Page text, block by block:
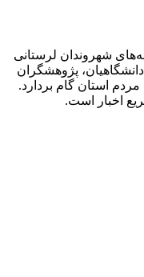
شهروندان لرستانی
پژوهشگران
استان گام بردارد.
اخبار است.